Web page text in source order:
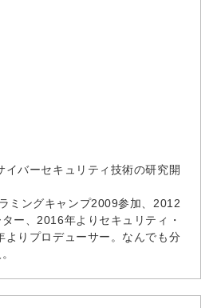
バーセキュリティ技術の研究開
ミングキャンプ2009参加、2012
ー、2016年よりセキュリティ・
よりプロデューサー。なんでも分